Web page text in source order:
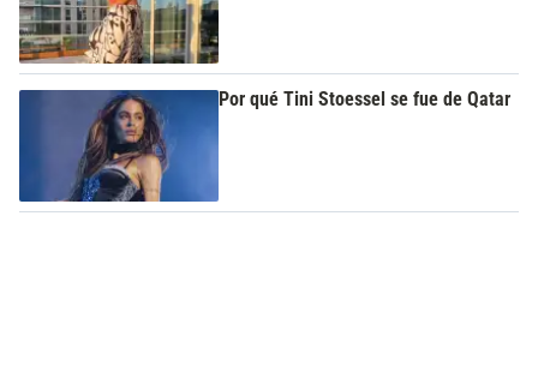
Por qué Tini Stoessel se fue de Qatar